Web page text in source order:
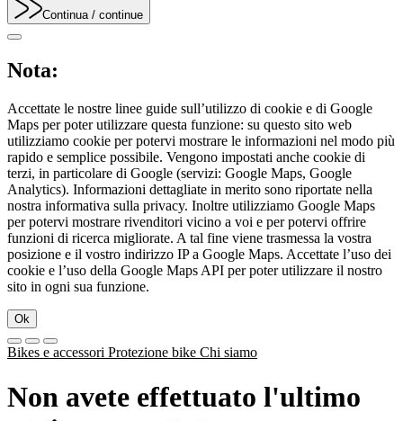
Continua / continue
Nota:
Accettate le nostre linee guide sull’utilizzo di cookie e di Google
Maps per poter utilizzare questa funzione: su questo sito web
utilizziamo cookie per potervi mostrare le informazioni nel modo più
rapido e semplice possibile. Vengono impostati anche cookie di
terzi, in particolare di Google (servizi: Google Maps, Google
Analytics). Informazioni dettagliate in merito sono riportate nella
nostra informativa sulla privacy. Inoltre utilizziamo Google Maps
per potervi mostrare rivenditori vicino a voi e per potervi offrire
funzioni di ricerca migliorate. A tal fine viene trasmessa la vostra
posizione e il vostro indirizzo IP a Google Maps. Accettate l’uso dei
cookie e l’uso della Google Maps API per poter utilizzare il nostro
sito in ogni sua funzione.
Ok
Bikes e accessori Protezione bike Chi siamo
Non avete effettuato l'ultimo